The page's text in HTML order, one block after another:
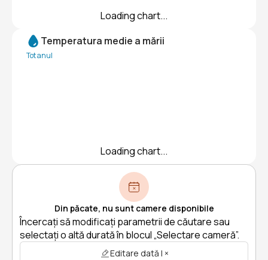
Loading chart...
Temperatura medie a mării
Tot anul
Loading chart...
Din păcate, nu sunt camere disponibile
Încercați să modificați parametrii de căutare sau
selectați o altă durată în blocul „Selectare cameră”.
Editare dată | ×